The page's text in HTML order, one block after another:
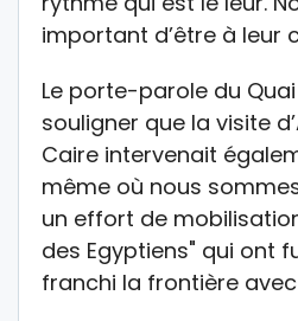
important d’être à leur
Le porte-parole du
souligner que la visite
Caire intervenait
même où nous
un effort de
des Egyptiens" qui ont
franchi la frontière avec